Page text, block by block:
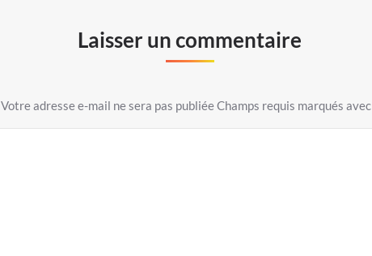
Laisser un commentaire
Votre adresse e-mail ne sera pas publiée Champs requis marqués avec